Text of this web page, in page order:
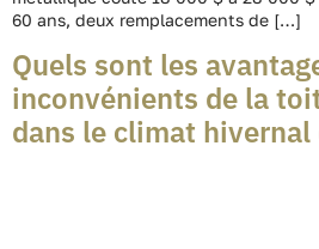
60 ans, deux remplacements de […]
Quels sont les
inconvénients de la
dans le climat hivernal